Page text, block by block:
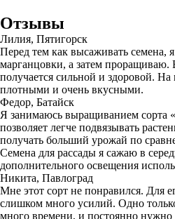
Отзывы
Лилия, Пятигорск
Перед тем как высаживать семена,
марганцовки, а затем проращиваю. В
получается сильной и здоровой.
плотными и очень вкусными.
Федор, Батайск
Я занимаюсь выращиванием сорта
позволяет легче подвязывать
получать больший урожай по
Семена для рассады я сажаю в
дополнительного освещения
Никита, Павлоград
Мне этот сорт не понравился. Для
слишком много усилий. Одно
много времени, и постоянно нужно